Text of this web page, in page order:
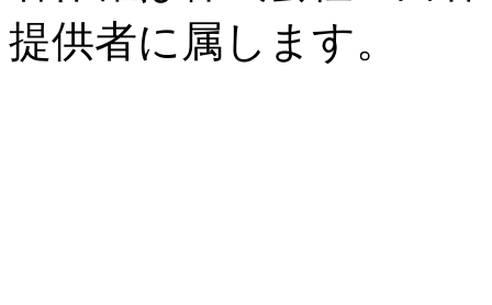
提供者に属します。